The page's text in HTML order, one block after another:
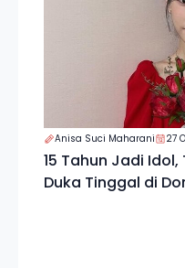
Anisa Suci Maharani 27
15 Tahun Jadi
Duka Tinggal di